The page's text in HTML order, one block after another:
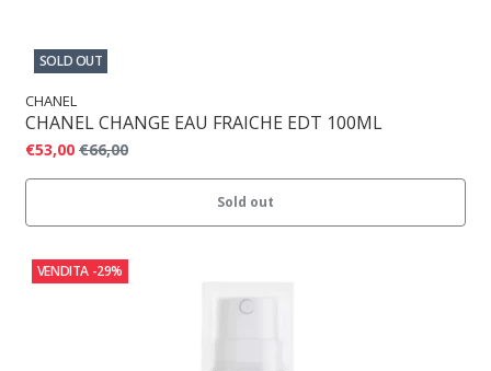
SOLD OUT
CHANEL
CHANEL CHANGE EAU FRAICHE EDT 100ML
€53,00 €66,00
Sold out
VENDITA -29%